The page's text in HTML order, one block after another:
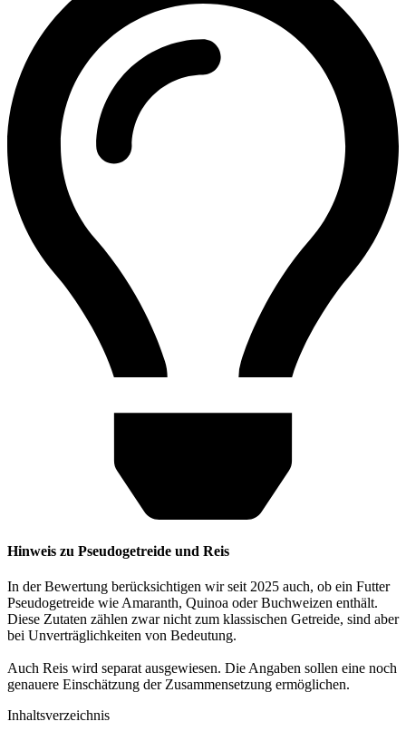
Hinweis zu Pseudogetreide und Reis
In der Bewertung berücksichtigen wir seit 2025 auch, ob ein Futter
Pseudogetreide wie Amaranth, Quinoa oder Buchweizen enthält.
Diese Zutaten zählen zwar nicht zum klassischen Getreide, sind aber
bei Unverträglichkeiten von Bedeutung.
Auch Reis wird separat ausgewiesen. Die Angaben sollen eine noch
genauere Einschätzung der Zusammensetzung ermöglichen.
Inhaltsverzeichnis​